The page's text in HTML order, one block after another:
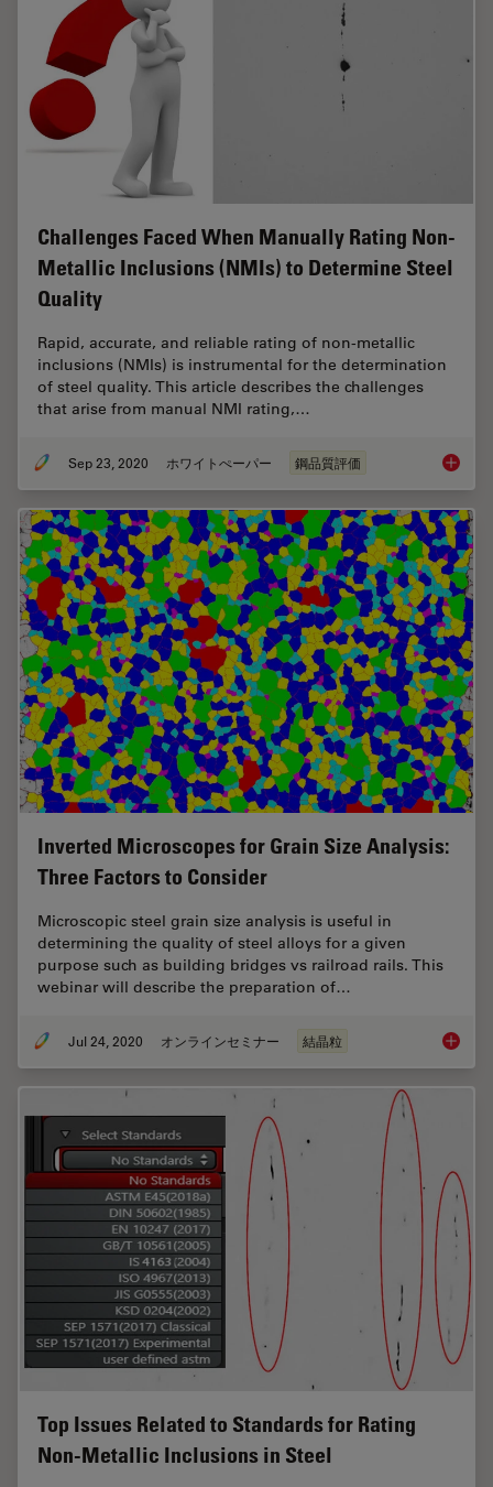
Challenges Faced When Manually Rating Non-
Metallic Inclusions (NMIs) to Determine Steel
Quality
Rapid, accurate, and reliable rating of non-metallic
inclusions (NMIs) is instrumental for the determination
of steel quality. This article describes the challenges
that arise from manual NMI rating,…
Sep 23, 2020 ホワイトぺーパー 鋼品質評価
Inverted Microscopes for Grain Size Analysis:
Three Factors to Consider
Microscopic steel grain size analysis is useful in
determining the quality of steel alloys for a given
purpose such as building bridges vs railroad rails. This
webinar will describe the preparation of…
Jul 24, 2020 オンラインセミナー 結晶粒
Top Issues Related to Standards for Rating
Non-Metallic Inclusions in Steel